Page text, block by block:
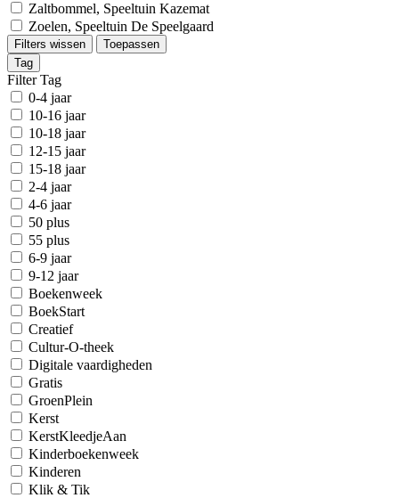
Zaltbommel, Speeltuin Kazemat
Zoelen, Speeltuin De Speelgaard
Filters wissen
Toepassen
Tag
Filter Tag
0-4 jaar
10-16 jaar
10-18 jaar
12-15 jaar
15-18 jaar
2-4 jaar
4-6 jaar
50 plus
55 plus
6-9 jaar
9-12 jaar
Boekenweek
BoekStart
Creatief
Cultur-O-theek
Digitale vaardigheden
Gratis
GroenPlein
Kerst
KerstKleedjeAan
Kinderboekenweek
Kinderen
Klik & Tik